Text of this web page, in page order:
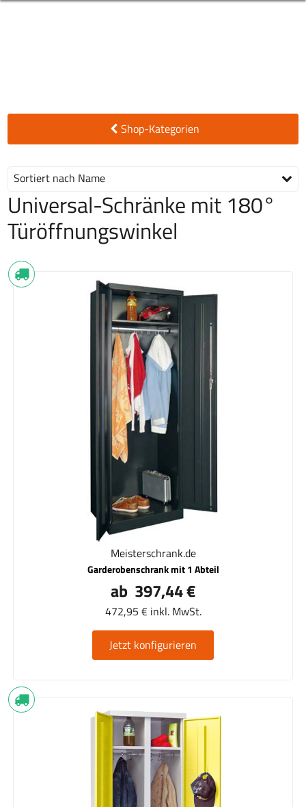
Shop-Kategorien
Sortiert nach Name
Universal-Schränke mit 180°
Türöffnungswinkel
Meisterschrank.de
Garderobenschrank mit 1 Abteil
ab 397,44 €
472,95 € inkl. MwSt.
Jetzt konfigurieren